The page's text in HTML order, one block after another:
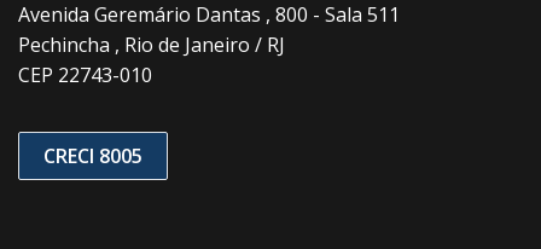
Avenida Geremário Dantas , 800 - Sala 511
Pechincha , Rio de Janeiro / RJ
CEP 22743-010
CRECI 8005